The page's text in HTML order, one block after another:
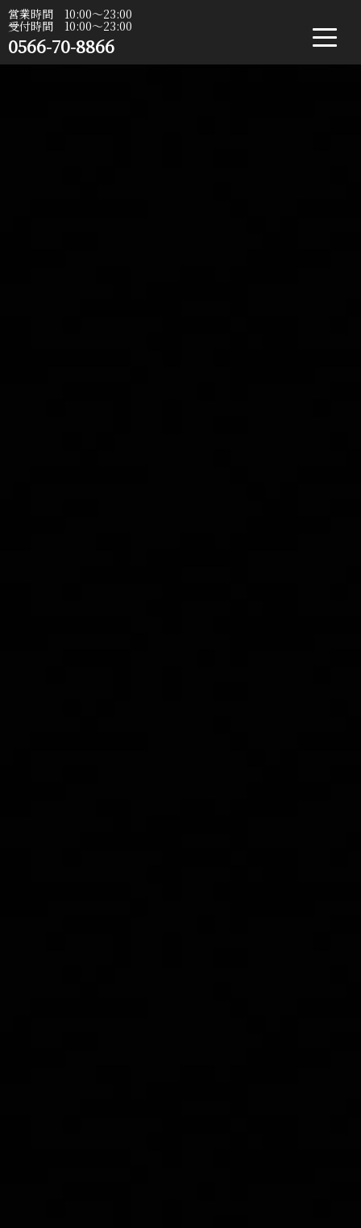
営業時間 10:00〜23:00
受付時間 10:00〜23:00
0566-70-8866